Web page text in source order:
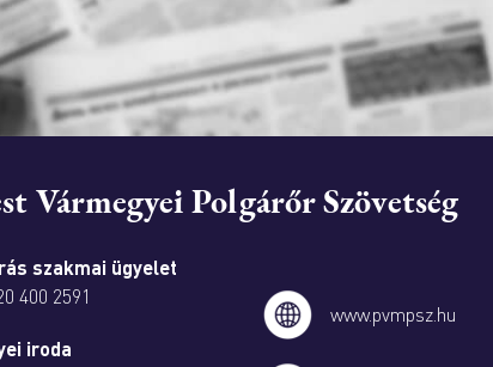
Vármegyei Polgárőr Szövetség
szakmai ügyelet
400 2591
iroda
www.pvmpsz.hu